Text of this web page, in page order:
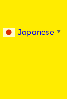
Japanese ▼